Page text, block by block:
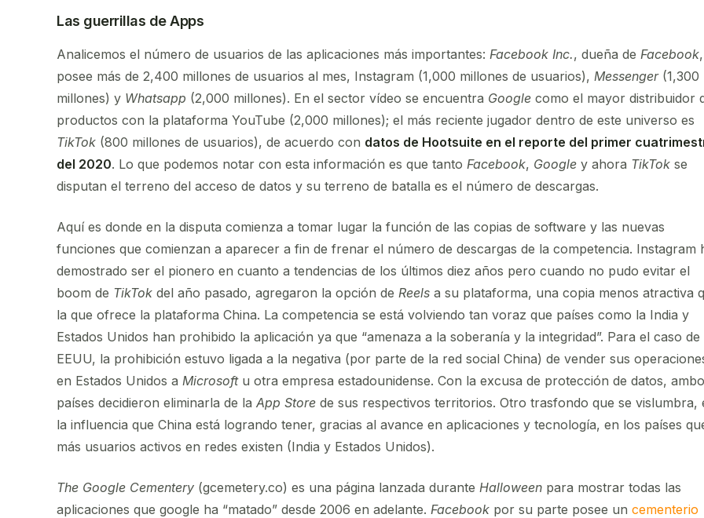
Las guerrillas de Apps
Analicemos el número de usuarios de las aplicaciones más importantes: Facebook Inc., dueña de Facebook,
posee más de 2,400 millones de usuarios al mes, Instagram (1,000 millones de usuarios), Messenger(1,300
millones) y Whatsapp (2,000 millones). En el sector vídeo se encuentra Google como el mayor distribuidor
productos con la plataforma YouTube (2,000 millones); el más reciente jugador dentro de este universo es
TikTok (800 millones de usuarios), de acuerdo con datos de Hootsuite en el reporte del primer
del 2020. Lo que podemos notar con esta información es que tanto Facebook, Google y ahora TikTok se
disputan el terreno del acceso de datos y su terreno de batalla es el número de descargas.
Aquí es donde en la disputa comienza a tomar lugar la función de las copias de software y las nuevas
funciones que comienzan a aparecer a fin de frenar el número de descargas de la competencia. Instagram
demostrado ser el pionero en cuanto a tendencias de los últimos diez años pero cuando no pudo evitar el
boom de TikTok del año pasado, agregaron la opción de Reels a su plataforma, una copia menos atractiva
la que ofrece la plataforma China. La competencia se está volviendo tan voraz que países como la India y
Estados Unidos han prohibido la aplicación ya que “amenaza a la soberanía y la integridad”. Para el caso de
EEUU, la prohibición estuvo ligada a la negativa (por parte de la red social China) de vender sus
en Estados Unidos a Microsoftu otra empresa estadounidense. Con la excusa de protección de datos,
países decidieron eliminarla de la App Store de sus respectivos territorios. Otro trasfondo que se vislumbra,
la influencia que China está logrando tener, gracias al avance en aplicaciones y tecnología, en los países
más usuarios activos en redes existen (India y Estados Unidos).
The Google Cementery (gcemetery.co) es una página lanzada durante Halloween para mostrar todas las
aplicaciones que google ha “matado” desde 2006 en adelante. Facebook por su parte posee un cementerio